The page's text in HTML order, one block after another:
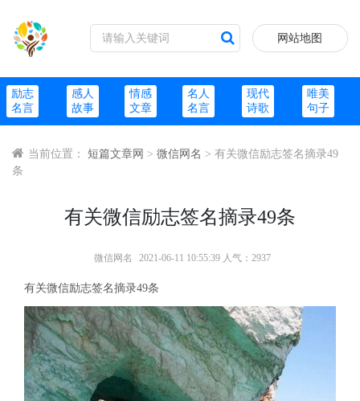
网站地图
励志
名言
感人
故事
情感
文章
名人
名言
现代
诗歌
唯美
句子
当前位置： 短篇文章网 > 微信网名 > 有关微信励志签名摘录49
条
有关微信励志签名摘录49条
微信网名 2021-06-11 10:55:39 人气：2937
有关微信励志签名摘录49条